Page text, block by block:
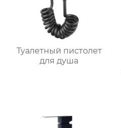
Туалетный пистолет
для душа